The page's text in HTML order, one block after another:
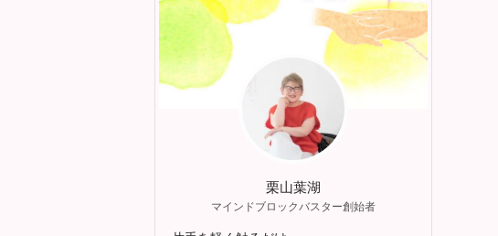
栗山葉湖
マインドブロックバスター創始者